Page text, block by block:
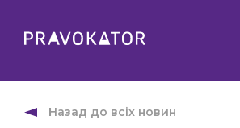
Про клуб
PRAVOKATOR.Київ
Напрямки діяльності
Назад до всіх новин